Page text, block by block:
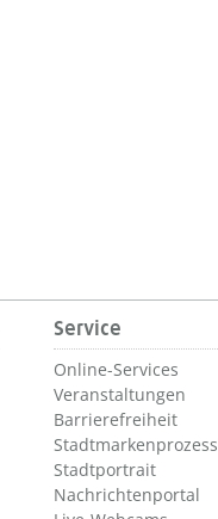
Service
Online-Services
Veranstaltungen
Barrierefreiheit
Stadtmarkenprozess
Stadtportrait
Nachrichtenportal